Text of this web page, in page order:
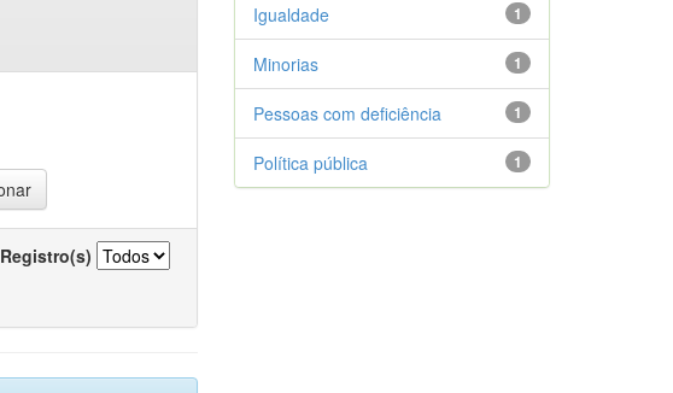
Registro(s)
1
Igualdade
1
Minorias
1
Pessoas com deficiência
1
Política pública